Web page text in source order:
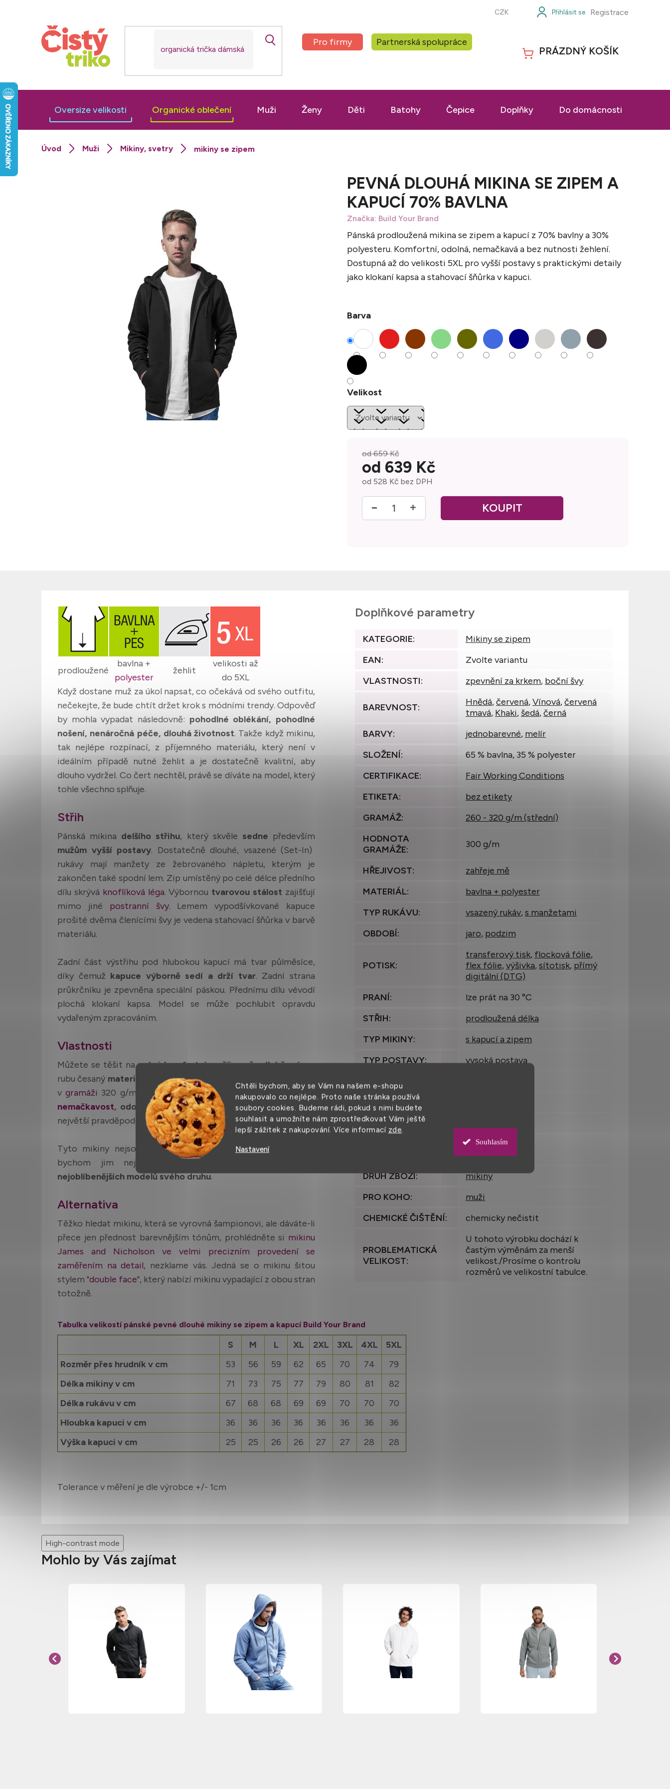
Chtěli bychom, aby se Vám na našem e-shopu
nakupovalo co nejlépe. Proto naše stránka používá
soubory cookies. Budeme rádi, pokud s nimi budete
souhlasit a umožníte nám zprostředkovat Vám ještě
lepší zážitek z nakupování. Více informací zde.
Nastavení
Souhlasím
Pro firmy Partnerská spolupráce
CZK Registrace
NÁKUPNÍ
PRÁZDNÝ KOŠÍK
Oversize velikosti Organické oblečení Muži Ženy Děti Batohy Čepice Doplňky Do domácnosti
Muži Mikiny, svetry mikiny se zipem
PEVNÁ DLOUHÁ MIKINA SE ZIPEM A
KAPUCÍ 70% BAVLNA
Značka: Build Your Brand
Pánská prodloužená mikina se zipem a kapucí z 70% bavlny a 30%
polyesteru. Komfortní, odolná, nemačkavá a bez nutnosti žehlení.
Dostupná až do velikosti 5XL pro vyšší postavy s praktickými detaily
jako klokaní kapsa a stahovací šňůrka v kapuci.
Barva
Velikost
od 659 Kč
od 639 Kč
od 528 Kč bez DPH
prodloužené
bavlna +
polyester
žehlit
velikosti až
do 5XL
Když dostane muž za úkol napsat, co očekává od svého outfitu,
nečekejte, že bude chtít držet krok s módními trendy. Odpověď
by mohla vypadat následovně: pohodlné oblékání, pohodlné
nošení, nenáročná péče, dlouhá životnost. Takže když mikinu,
tak nejlépe rozpínací, z příjemného materiálu, který není v
ideálním případě nutné žehlit a je dostatečně kvalitní, aby
dlouho vydržel. Co čert nechtěl, právě se díváte na model, který
tohle všechno splňuje.
Střih
Pánská mikina delšího střihu, který skvěle sedne především
mužům vyšší postavy. Dostatečně dlouhé, vsazené (Set-In)
rukávy mají manžety ze žebrovaného nápletu, kterým je
zakončen také spodní lem. Zip umístěný po celé délce předního
dílu skrývá knoflíková léga. Výbornou tvarovou stálost zajišťují
mimo jiné postranní švy. Lemem vypodšívkované kapuce
prošité dvěma členícími švy je vedena stahovací šňůrka v barvě
materiálu.
Zadní část výstřihu pod hlubokou kapucí má tvar půlměsíce,
díky čemuž kapuce výborně sedí a drží tvar. Zadní strana
průkrčníku je zpevněna speciální páskou. Přednímu dílu vévodí
plochá klokaní kapsa. Model se může pochlubit opravdu
vydařeným zpracováním.
Vlastnosti
Můžete se těšit navelmi komfortní a příjemně odlehčený, na
rubu česaný materiál , jde o směs70 % bavlny
vgramáži 320 g/m
. Právě přidáním umělého vlákna se zajistí
nemačkavost, odolnost apružnost. Mikinu je možné žehlit. S
největší pravděpodobností, ale žehličku potřebovat nebudete.
Tyto mikiny nejsou opatřeny visačkou ani etiketou, ačkoliv
bychom jim nejraději připnuli ocenění pro
nejoblíbenějších modelů svého druhu.
Alternativa
Těžko hledat mikinu, která se vyrovná šampionovi, ale dáváte-li
přece jen přednost barevnějším tónům, prohlédněte si mikinu
James and Nicholson ve velmi precizním provedení se
zaměřením na detail, nezklame vás. Jedná se o mikinu šitou
stylem "double face", který nabízí mikinu vypadající z obou stran
totožně.
Tabulka velikostí pánské pevné dlouhé mikiny se zipem a kapucí Build Your Brand
S M L XL 2XL 3XL 4XL
5XL
Rozměr přes hrudník v cm
53 56 59 62 65 70 74
79
Délka mikiny v cm
71 73 75 77 79 80 81
82
Délka rukávu v cm
67 68 68 69 69 70 70
70
Hloubka kapuci v cm
36 36 36 36 36 36 36
36
Výška kapuci v cm
25 25 26 26 27 27 28 28
Tolerance v měření je dle výrobce +/- 1cm
Doplňkové parametry
KATEGORIE:
Mikiny se zipem
EAN:
Zvolte variantu
VLASTNOSTI: zpevnění za krkem, boční švy
BAREVNOST: Hnědá,červená,Vínová,červená
tmavá, Khaki, šedá,černá
BARVY: jednobarevné, melír
SLOŽENÍ:
65 % bavlna, 35 % polyester
CERTIFIKACE:
Fair Working Conditions
ETIKETA:
bez etikety
GRAMÁŽ:
260 - 320 g/m (střední)
HODNOTA
GRAMÁŽE: 300 g/m
HŘEJIVOST:
zahřeje mě
MATERIÁL:
bavlna + polyester
TYP RUKÁVU: vsazený rukáv, s manžetami
OBDOBÍ: jaro, podzim
POTISK:
transferový tisk, flocková fólie,
flex fólie, výšivka, sítotisk, přímý
digitální (DTG)
PRANÍ:
lze prát na 30 °C
STŘIH:
prodloužená délka
TYP MIKINY:
s kapucí a zipem
TYP POSTAVY:
vysoká postava
TYP ZIPU
VÁHA:
ZAPÍNÁNÍ :
DRUH ZBOŽÍ:
mikiny
PRO KOHO:
muži
CHEMICKÉ ČIŠTĚNÍ: chemicky nečistit
PROBLEMATICKÁ
VELIKOST:
U tohoto výrobku dochází k
častým výměnám za menší
velikost./Prosíme o kontrolu
rozměrů ve velikostní tabulce.
High-contrast mode
Mohlo by Vás zajímat